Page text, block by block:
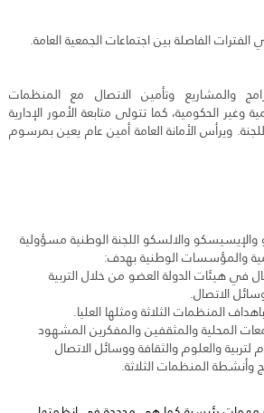
الفاصلة بين اجتماعات الجمعية العامة.
والمشاريع وتأمين الاتصال مع المنظمات
وغير الحكومية، كما تتولى متابعة الأمور الإدارية
ويرأس الأمانة العامة أمين عام يعين بمرسوم
والالسكو اللجنة الوطنية مسؤولية
والمؤسسات الوطنية بهدف:
في هيئات الدولة العضو من خلال التربية
الاتصال.
المنظمات الثلاثة ومثلها العليا.
المحلية والمثقفين والمفكرين المشهود
والعلوم والثقافة ووسائل الاتصال
المنظمات الثلاثة.